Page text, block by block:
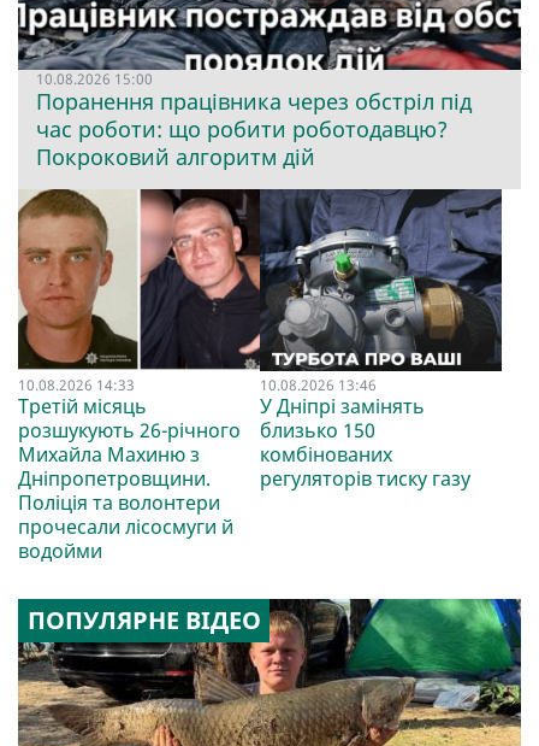
10.08.2026 15:00
Поранення працівника через обстріл під
час роботи: що робити роботодавцю?
Покроковий алгоритм дій
10.08.2026 14:33
Третій місяць
розшукують 26-річного
Михайла Махиню з
Дніпропетровщини.
Поліція та волонтери
прочесали лісосмуги й
водойми
10.08.2026 13:46
У Дніпрі замінять
близько 150
комбінованих
регуляторів тиску газу
ПОПУЛЯРНЕ ВІДЕО